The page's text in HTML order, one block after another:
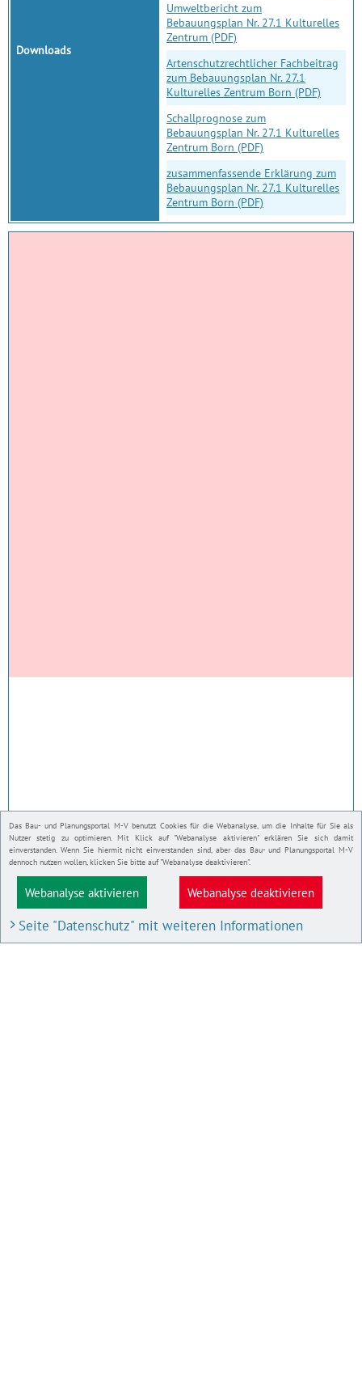
Das Bau- und Planungsportal M-V benutzt Cookies für die Webanalyse, um die Inhalte für Sie als
Nutzer stetig zu optimieren. Mit Klick auf "Webanalyse aktivieren" erklären Sie sich damit
einverstanden. Wenn Sie hiermit nicht einverstanden sind, aber das Bau- und Planungsportal M-V
dennoch nutzen wollen, klicken Sie bitte auf "Webanalyse deaktivieren".
Webanalyse aktivieren Webanalyse deaktivieren
Seite "Datenschutz" mit weiteren Informationen
Downloads
Umweltbericht zum
Bebauungsplan Nr. 27.1 Kulturelles
Zentrum (PDF)
Artenschutzrechtlicher Fachbeitrag
zum Bebauungsplan Nr. 27.1
Kulturelles Zentrum Born (PDF)
Schallprognose zum
Bebauungsplan Nr. 27.1 Kulturelles
Zentrum Born (PDF)
zusammenfassende Erklärung zum
Bebauungsplan Nr. 27.1 Kulturelles
Zentrum Born (PDF)